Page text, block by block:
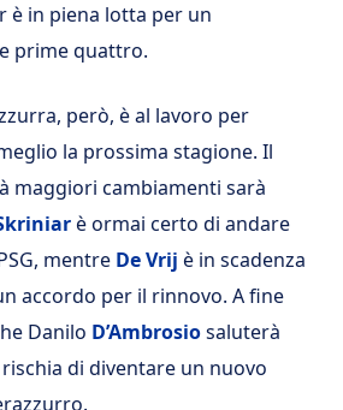
è in piena lotta per un
prime quattro.
però, è al lavoro per
la prossima stagione. Il
maggiori cambiamenti sarà
è ormai certo di andare
mentre De Vrij è in scadenza
accordo per il rinnovo. A fine
Danilo D’Ambrosiosaluterà
rischia di diventare un nuovo